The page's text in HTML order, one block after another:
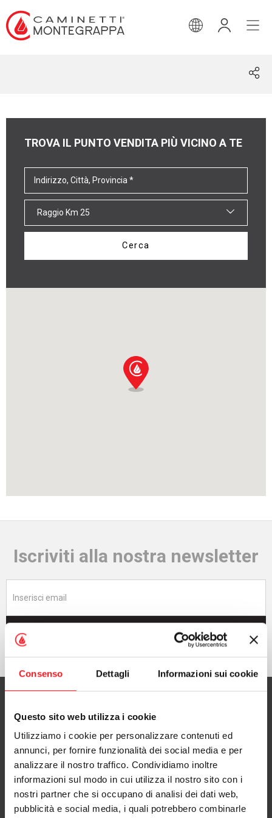
Consenso Dettagli Informazioni sui cookie
Questo sito web utilizza i cookie
Utilizziamo i cookie per personalizzare contenuti ed
annunci, per fornire funzionalità dei social media e per
analizzare il nostro traffico. Condividiamo inoltre
informazioni sul modo in cui utilizza il nostro sito con i
nostri partner che si occupano di analisi dei dati web,
pubblicità e social media, i quali potrebbero combinarle
INGLESE
TROVA IL PUNTO VENDITA PIÙ VICINO A TE
Raggio Km 25
Cerca
Iscriviti alla nostra newsletter
CAMINETTI MONTEGRAPPA S.p.A.
via A. da Bassano 7/9
36020 Pove del Grappa (VI), Italy